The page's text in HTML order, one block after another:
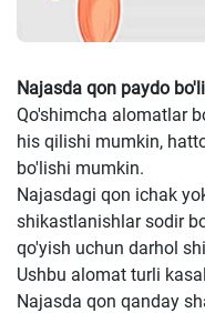
Najasda qon paydo
Qo'shimcha alomatlar
his qilishi mumkin,
bo'lishi mumkin.
Najasdagi qon ichak
shikastlanishlar sodir
qo'yish uchun darhol
Ushbu alomat turli
Najasda qon qanday